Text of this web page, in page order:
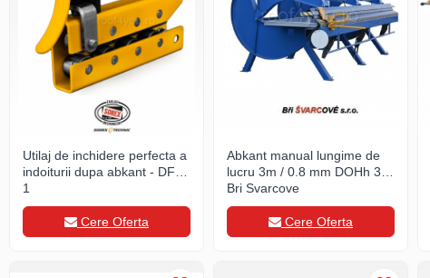
Utilaj de inchidere perfecta a
indoiturii dupa abkant - DFS-
1
Cere Oferta
Abkant manual lungime de
lucru 3m / 0.8 mm DOHh 3
Bri Svarcove
Cere Oferta